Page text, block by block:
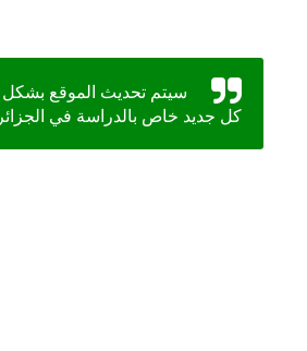
سيتم تحديث الموقع
كل جديد خاص بالدراسة في الجزائر